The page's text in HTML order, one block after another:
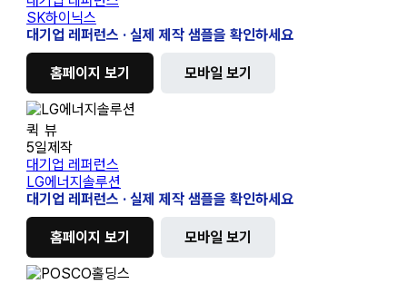
닉
스
SK하이닉스
대기업 레퍼런스 · 실제 제작 샘플을 확인하세요
홈페이지 보기 모바일 보기
LG
에
너
지
솔
루
퀵 뷰
5일제작
대기업 레퍼런스
LG에너지솔루션
대기업 레퍼런스 · 실제 제작 샘플을 확인하세요
홈페이지 보기 모바일 보기